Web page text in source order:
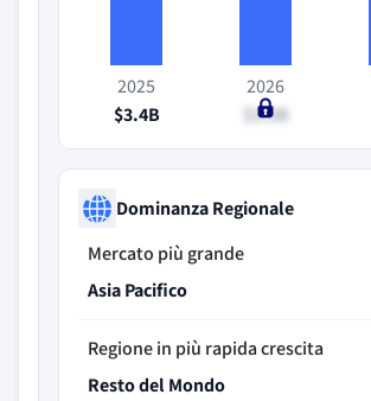
2025
$3.4B
2026
$3.5B
Dominanza Regionale
Mercato più grande
Asia Pacifico
Regione in più rapida crescita
Resto del Mondo